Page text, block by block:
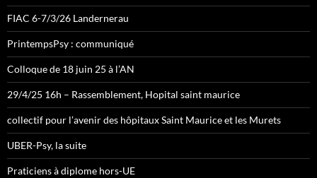
FIAC 6-7/3/26 Landernerau
PrintempsPsy : communiqué
Colloque de 18 juin 25 à l’AN
29/4/25 16h – Rassemblement, Hopital saint maurice
collectif pour l’avenir des hôpitaux Saint Maurice et les Murets
UBER-Psy, la suite
Praticiens à diplome hors-UE